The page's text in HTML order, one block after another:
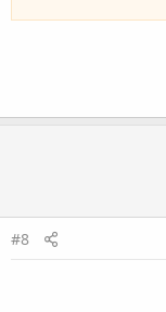
میں
#8